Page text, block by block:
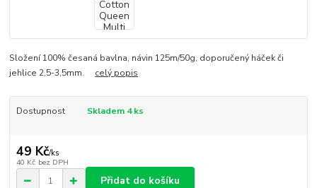
Složení 100% česaná bavlna, návin 125m/50g, doporučený háček či
jehlice 2,5-3,5mm. celý popis
Dostupnost Skladem 4 ks
49 Kč/ks
40 Kč bez DPH
Přidat do košíku